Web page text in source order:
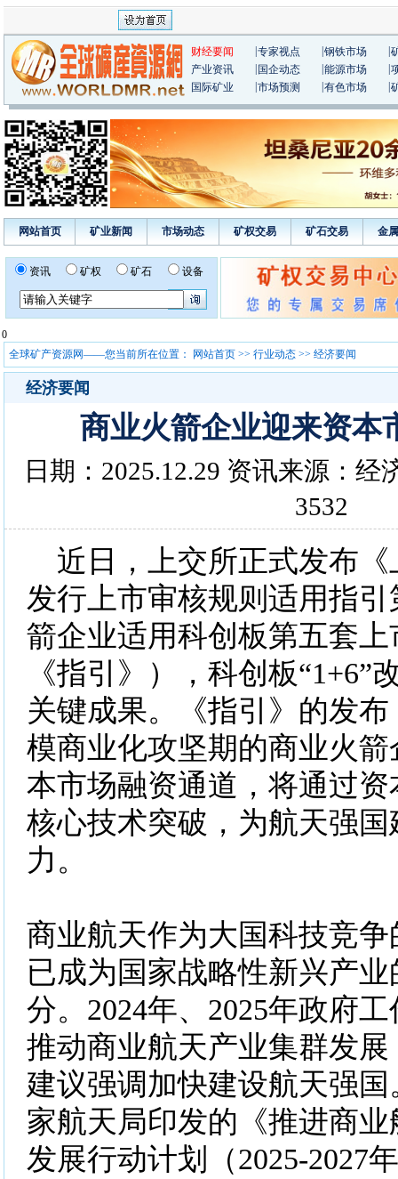
财经要闻 专家视点 钢铁市场
产业资讯
国企动态 能源市场
国际矿业
市场预测 有色市场
网站首页 矿业新闻 市场动态 矿权交易 矿石交易 金
资讯 矿权 矿石 设备
0
全球矿产资源网——您当前所在位置：
网站首页 >> 行业动态 >> 经济要闻
经济要闻
商业火箭企业迎来资本
日期：2025.12.29 资讯来源：经
3532
近日，上交所正式发布《
发行上市审核规则适用指
箭企业适用科创板第五套
《指引》），科创板“1+6”
关键成果。《指引》的发
模商业化攻坚期的商业火
本市场融资通道，将通过
核心技术突破，为航天强
力。
商业航天作为大国科技竞
已成为国家战略性新兴产
分。2024年、2025年政府
推动商业航天产业集群发展
建议强调加快建设航天强国
家航天局印发的《推进商
发展行动计划（2025-2027